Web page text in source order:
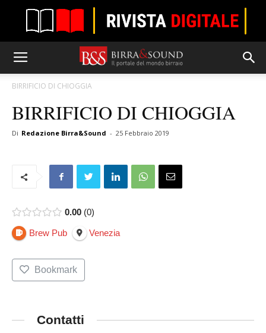
BIRRIFICIO DI CHIOGGIA
BIRRIFICIO DI CHIOGGIA
Di Redazione Birra&Sound - 25 Febbraio 2019
0.00 0
Brew Pub Venezia
Bookmark
Contatti